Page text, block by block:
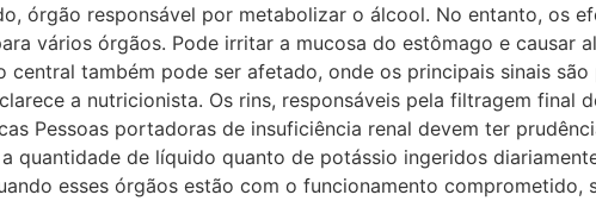
órgão responsável por metabolizar o álcool. No entanto, os
vários órgãos. Pode irritar a mucosa do estômago e causar
central também pode ser afetado, onde os principais sinais
a nutricionista. Os rins, responsáveis pela filtragem final
Pessoas portadoras de insuficiência renal devem ter
quantidade de líquido quanto de potássio ingeridos
esses órgãos estão com o funcionamento comprometido,